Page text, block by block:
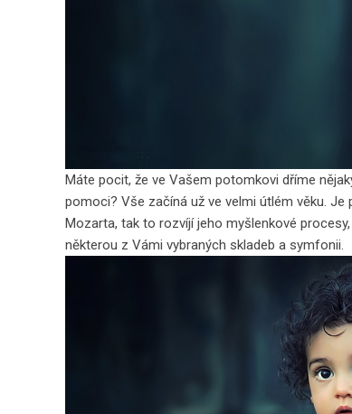
Máte pocit, že ve Vašem potomkovi dříme
pomoci? Vše začíná už ve velmi útlém věku.
Mozarta, tak to rozvíjí jeho myšlenkové
některou z Vámi vybraných skladeb a symfonii.